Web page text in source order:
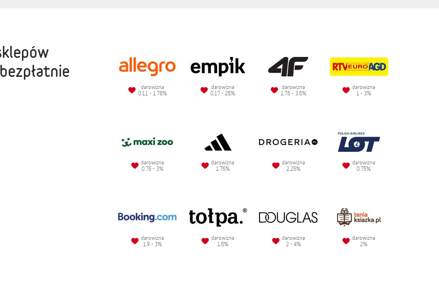
darowizna
0.11 - 1.78%
darowizna
0.17 - 25%
darowizna
1.75 - 3.5%
darowizna
1 - 3%
darowizna
0.75 - 3%
darowizna
1.75%
darowizna
2.25%
darowizna
0.75%
darowizna
1.9 - 3%
darowizna
1.5%
darowizna
2 - 4%
darowizna
2%